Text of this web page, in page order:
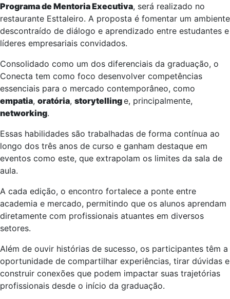
Programa de Mentoria Executiva, será realizado no
restaurante Esttaleiro. A proposta é fomentar um ambiente
descontraído de diálogo e aprendizado entre estudantes e
líderes empresariais convidados.
Consolidado como um dos diferenciais da graduação, o
Conecta tem como foco desenvolver competências
essenciais para o mercado contemporâneo, como
empatia, oratória, storytellinge, principalmente,
networking.
Essas habilidades são trabalhadas de forma contínua ao
longo dos três anos de curso e ganham destaque em
eventos como este, que extrapolam os limites da sala de
aula.
A cada edição, o encontro fortalece a ponte entre
academia e mercado, permitindo que os alunos aprendam
diretamente com profissionais atuantes em diversos
setores.
Além de ouvir histórias de sucesso, os participantes têm a
oportunidade de compartilhar experiências, tirar dúvidas e
construir conexões que podem impactar suas trajetórias
profissionais desde o início da graduação.